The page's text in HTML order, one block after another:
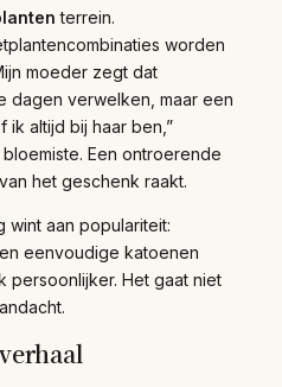
terrein.
worden
moeder zegt dat
dagen verwelken, maar een
ik altijd bij haar ben,”
Een ontroerende
het geschenk raakt.
wint aan populariteit:
eenvoudige katoenen
persoonlijker. Het gaat niet